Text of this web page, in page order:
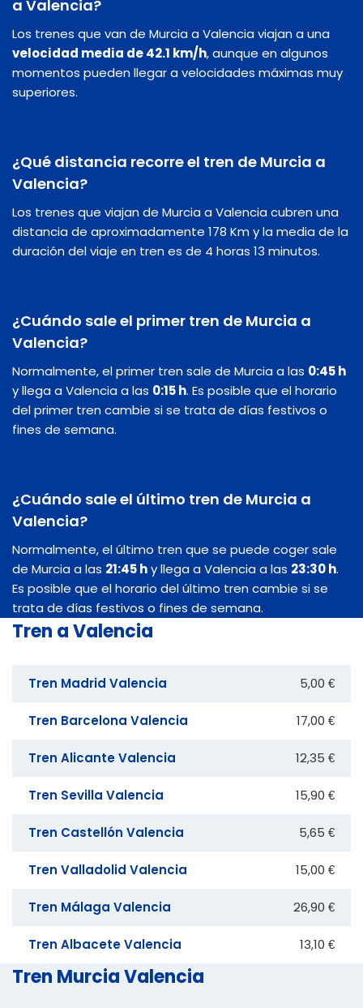
a Valencia?
Los trenes que van de Murcia a Valencia viajan a una
velocidad media de 42.1 km/h, aunque en algunos
momentos pueden llegar a velocidades máximas muy
superiores.
¿Qué distancia recorre el tren de Murcia a
Valencia?
Los trenes que viajan de Murcia a Valencia cubren una
distancia de aproximadamente 178 Km y la media de la
duración del viaje en tren es de 4 horas 13 minutos.
¿Cuándo sale el primer tren de Murcia a
Valencia?
Normalmente, el primer tren sale de Murcia a las 0:45 h
y llega a Valencia a las 0:15 h. Es posible que el horario
del primer tren cambie si se trata de días festivos o
fines de semana.
¿Cuándo sale el último tren de Murcia a
Valencia?
Normalmente, el último tren que se puede coger sale
de Murcia a las 21:45 hy llega a Valencia a las 23:30 h.
Es posible que el horario del último tren cambie si se
trata de días festivos o fines de semana.
Tren a Valencia
Tren Madrid Valencia 5,00 €
Tren Barcelona Valencia 17,00 €
Tren Alicante Valencia 12,35 €
Tren Sevilla Valencia 15,90 €
Tren Castellón Valencia 5,65 €
Tren Valladolid Valencia 15,00 €
Tren Málaga Valencia 26,90 €
Tren Albacete Valencia 13,10 €
Tren Murcia Valencia